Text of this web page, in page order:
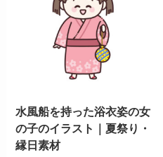
水風船を持った浴衣姿の女
の子のイラスト｜夏祭り・
縁日素材